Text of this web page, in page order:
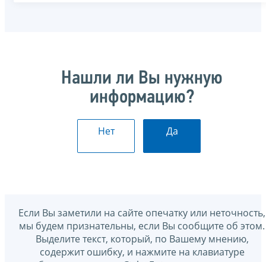
Нашли ли Вы нужную
информацию?
Нет Да
Если Вы заметили на сайте опечатку или неточность,
мы будем признательны, если Вы сообщите об этом.
Выделите текст, который, по Вашему мнению,
содержит ошибку, и нажмите на клавиатуре